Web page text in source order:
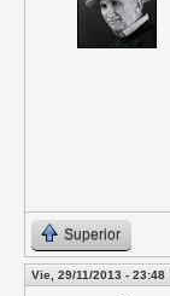
Superior
Vie, 29/11/2013 - 23:48